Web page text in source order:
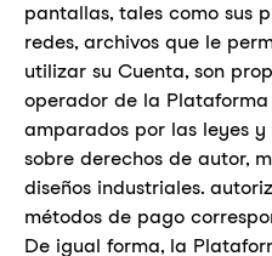
pantallas, tales como sus
redes, archivos que le
utilizar su Cuenta, son
operador de la Plataforma
amparados por las leyes
sobre derechos de autor,
diseños industriales.
métodos de pago
De igual forma, la